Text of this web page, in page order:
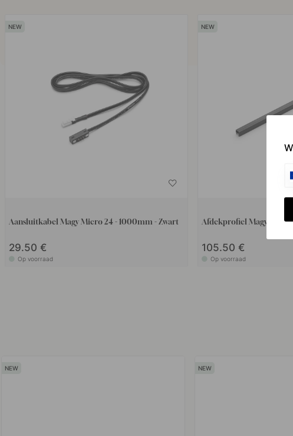
Aansluitkabel Magy Micro 24 - 1000mm - Zwart
29.50 €
Op voorraad
Afdekprofiel Magy -
105.50 €
Op voorraad